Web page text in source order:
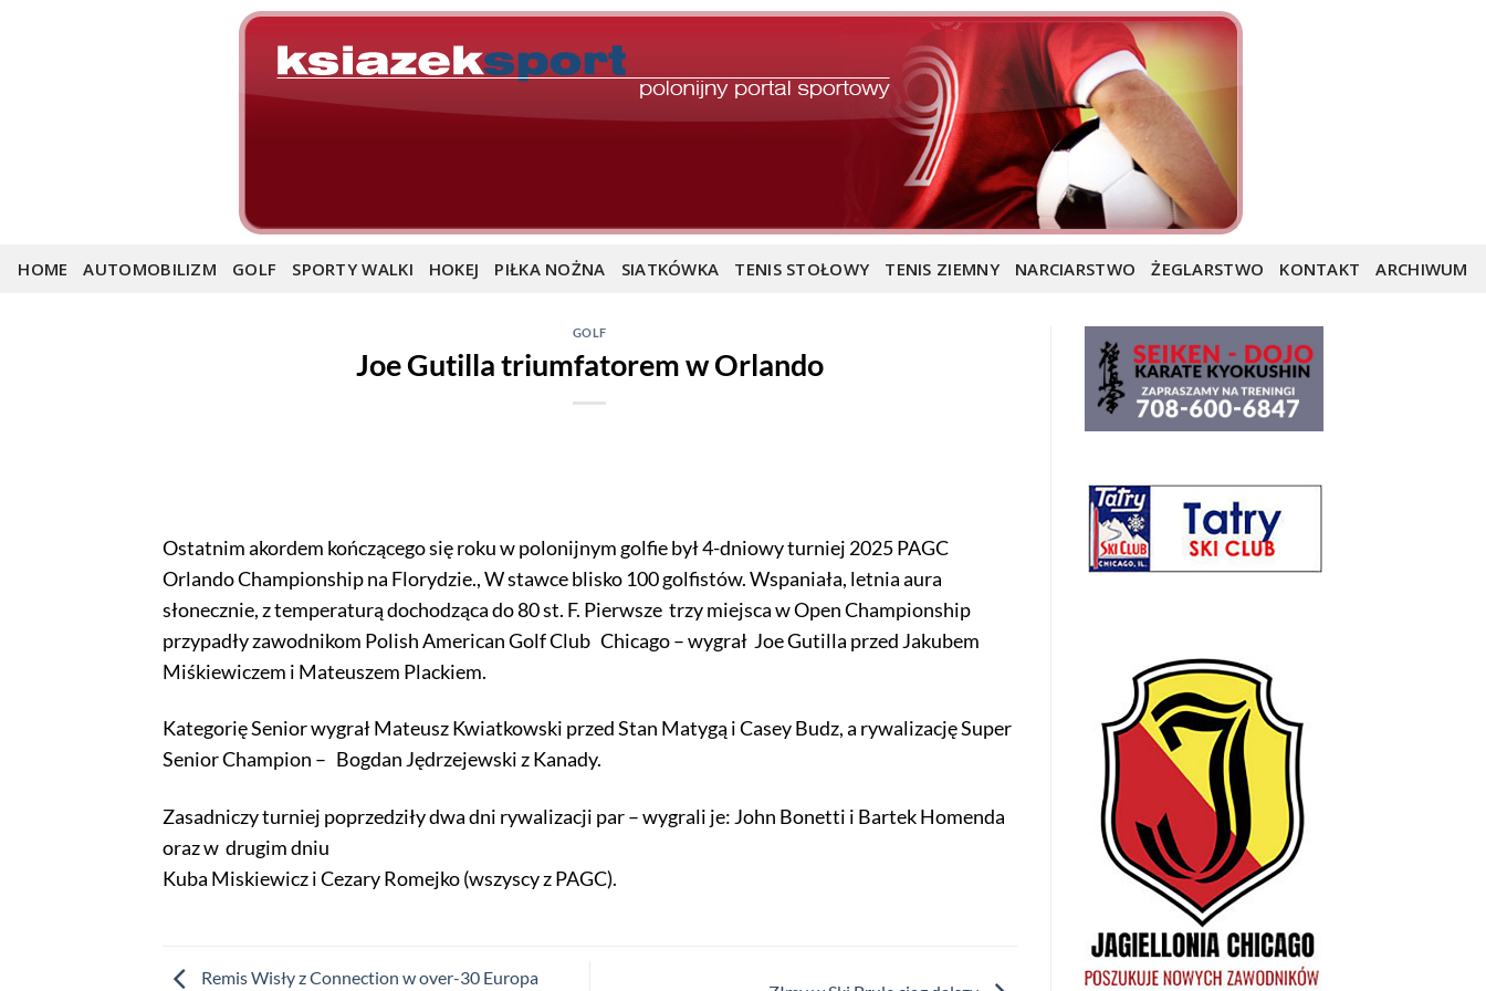
HOME AUTOMOBILIZM GOLF SPORTY WALKI HOKEJ PIŁKA NOŻNA SIATKÓWKA TENIS STOŁOWY TENIS ZIEMNY NARCIARSTWO ŻEGLARSTWO KONTAKT ARCHIWUM
GOLF
Joe Gutilla triumfatorem w Orlando
Ostatnim akordem kończącego się roku w polonijnym golfie był 4-dniowy turniej 2025 PAGC
Orlando Championship na Florydzie., W stawce blisko 100 golfistów. Wspaniała, letnia aura
słonecznie, z temperaturą dochodząca do 80 st. F. Pierwsze trzy miejsca w Open Championship
przypadły zawodnikom Polish American Golf Club Chicago – wygrał Joe Gutilla przed Jakubem
Miśkiewiczem i Mateuszem Plackiem.
Kategorię Senior wygrał Mateusz Kwiatkowski przed Stan Matygą i Casey Budz, a rywalizację Super
Senior Champion – Bogdan Jędrzejewski z Kanady.
Zasadniczy turniej poprzedziły dwa dni rywalizacji par – wygrali je: John Bonetti i Bartek Homenda
oraz w drugim dniu
Kuba Miskiewicz i Cezary Romejko (wszyscy z PAGC).
Remis Wisły z Connection w over-30 Europa